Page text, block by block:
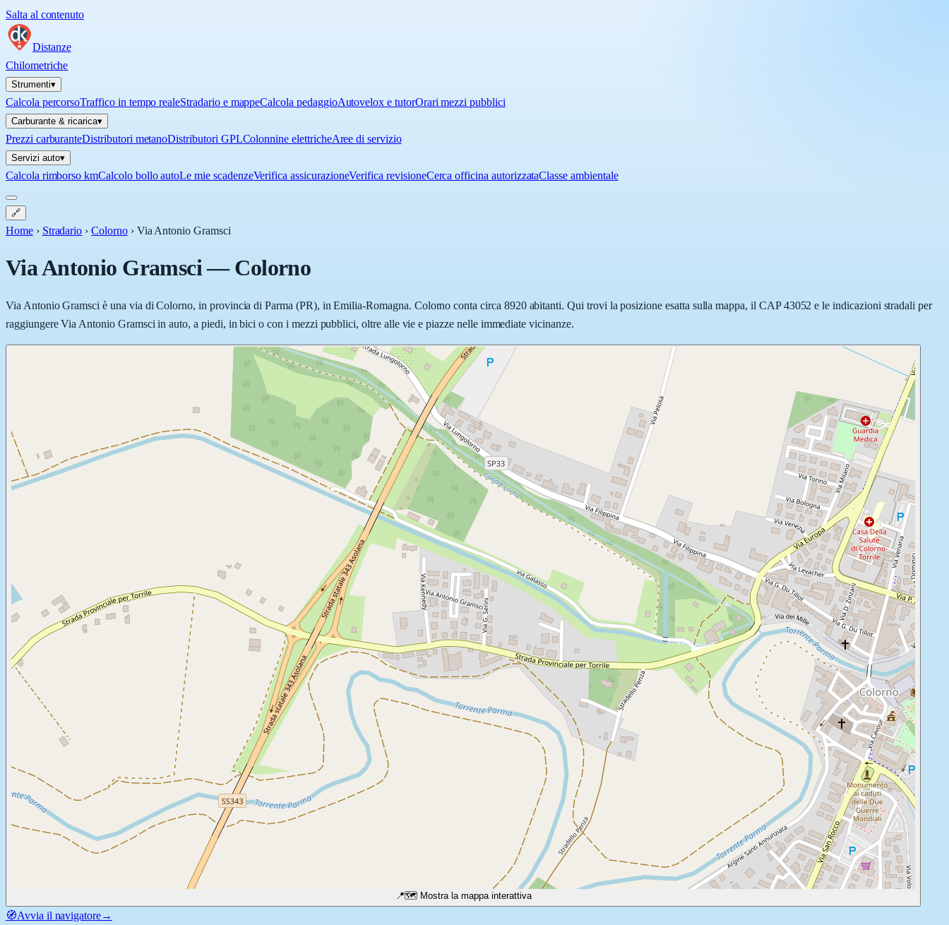
Salta al contenuto
Distanze
Chilometriche
Strumenti▾
Calcola percorsoTraffico in tempo realeStradario e mappeCalcola pedaggioAutovelox e tutorOrari mezzi pubblici
Carburante & ricarica▾
Prezzi carburanteDistributori metanoDistributori GPLColonnine elettricheAree di servizio
Servizi auto▾
Calcola rimborso kmCalcolo bollo autoLe mie scadenzeVerifica assicurazioneVerifica revisioneCerca officina autorizzataClasse ambientale
🔗
Home › Stradario › Colorno › Via Antonio Gramsci
Via Antonio Gramsci—Colorno
Via Antonio Gramsci è una via di Colorno, in provincia di Parma (PR), in Emilia-Romagna. Colorno conta circa 8920 abitanti. Qui trovi la posizione esatta sulla mappa, il CAP 43052 e le indicazioni stradali per
raggiungere Via Antonio Gramsci in auto, a piedi, in bici o con i mezzi pubblici, oltre alle vie e piazze nelle immediate vicinanze.
📍🗺️ Mostra la mappa interattiva
🧭Avvia il navigatore→